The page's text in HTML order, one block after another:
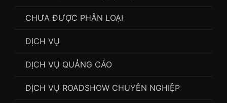
CHƯA ĐƯỢC PHÂN LOẠI
DỊCH VỤ
DỊCH VỤ QUẢNG CÁO
DỊCH VỤ ROADSHOW CHUYÊN NGHIỆP